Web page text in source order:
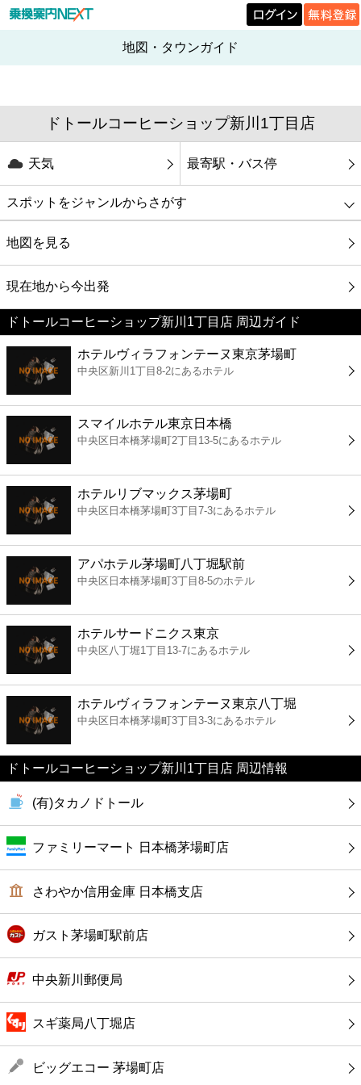
地図・タウンガイド
ドトールコーヒーショップ新川1丁目店
天気 最寄駅・バス停
スポットをジャンルからさがす
グルメ
映画
美容
コンビニ
薬局
スーパー
エンタメ
レジャー
書店
ファミレス
ファーストフード
カフェ
ショッピング
銀行
公共
病院
ホテル
地図を見る
現在地から今出発
ドトールコーヒーショップ新川1丁目店 周辺ガイド
ホテルヴィラフォンテーヌ東京茅場町
中央区新川1丁目8-2にあるホテル
スマイルホテル東京日本橋
中央区日本橋茅場町2丁目13-5にあるホテル
ホテルリブマックス茅場町
中央区日本橋茅場町3丁目7-3にあるホテル
アパホテル茅場町八丁堀駅前
中央区日本橋茅場町3丁目8-5のホテル
ホテルサードニクス東京
中央区八丁堀1丁目13-7にあるホテル
ホテルヴィラフォンテーヌ東京八丁堀
中央区日本橋茅場町3丁目3-3にあるホテル
ドトールコーヒーショップ新川1丁目店 周辺情報
(有)タカノドトール
ファミリーマート 日本橋茅場町店
さわやか信用金庫 日本橋支店
ガスト茅場町駅前店
中央新川郵便局
スギ薬局八丁堀店
ビッグエコー 茅場町店